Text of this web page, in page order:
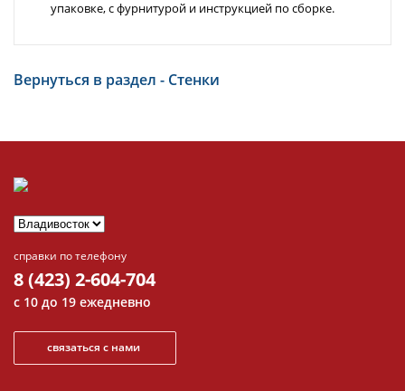
упаковке, с фурнитурой и инструкцией по сборке.
Вернуться в раздел - Стенки
справки по телефону
8 (423) 2-604-704
с 10 до 19 ежедневно
связаться с нами